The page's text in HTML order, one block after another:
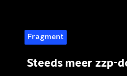
Fragment
Steeds meer zzp-